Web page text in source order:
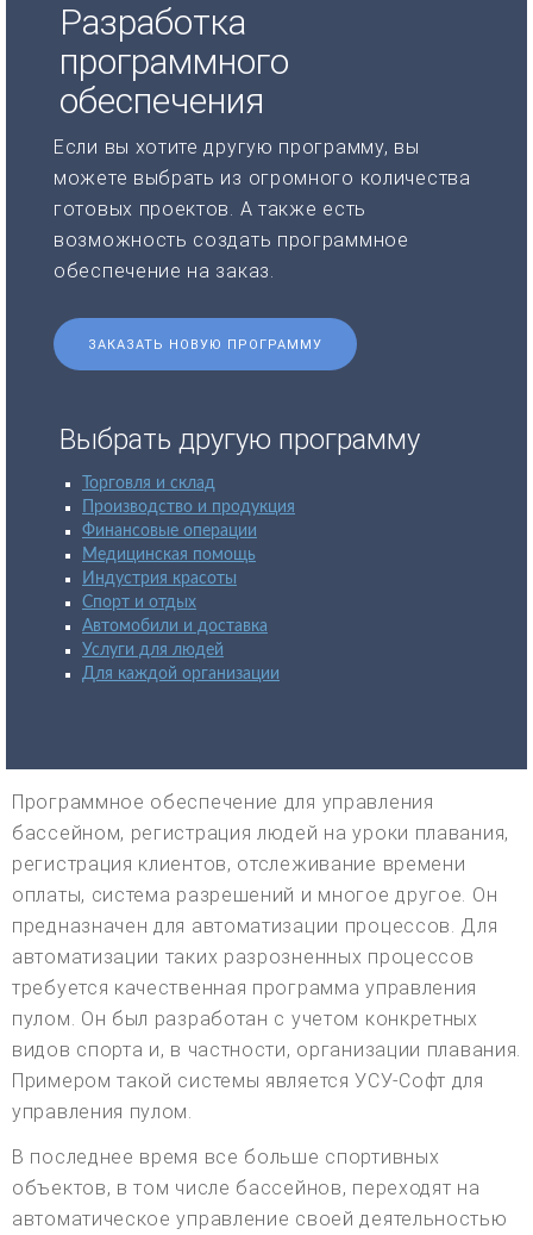
Разработка
программного
обеспечения
Если вы хотите другую программу, вы
можете выбрать из огромного количества
готовых проектов. А также есть
возможность создать программное
обеспечение на заказ.
ЗАКАЗАТЬ НОВУЮ ПРОГРАММУ
Выбрать другую программу
Торговля и склад
Производство и продукция
Финансовые операции
Медицинская помощь
Индустрия красоты
Спорт и отдых
Автомобили и доставка
Услуги для людей
Для каждой организации
Программное обеспечение для управления
бассейном, регистрация людей на уроки плавания,
регистрация клиентов, отслеживание времени
оплаты, система разрешений и многое другое. Он
предназначен для автоматизации процессов. Для
автоматизации таких разрозненных процессов
требуется качественная программа управления
пулом. Он был разработан с учетом конкретных
видов спорта и, в частности, организации плавания.
Примером такой системы является УСУ-Софт для
управления пулом.
В последнее время все больше спортивных
объектов, в том числе бассейнов, переходят на
автоматическое управление своей деятельностью